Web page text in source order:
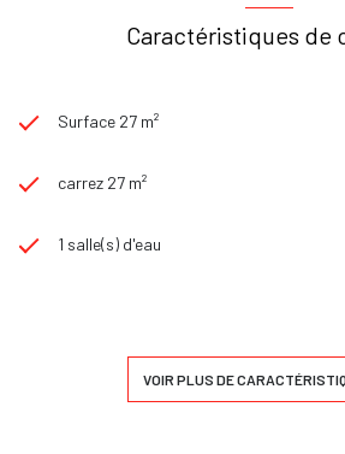
Caractéristiques de
Surface 27 m²
carrez 27 m²
1 salle(s) d'eau
VOIR PLUS DE